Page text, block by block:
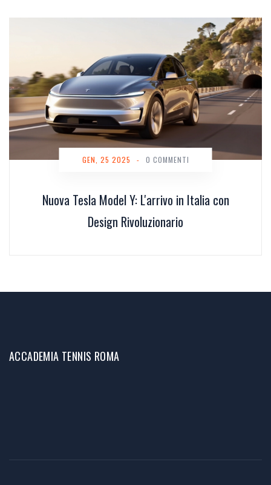
Nuova Tesla Model Y: L'arrivo in Italia con
Design Rivoluzionario
GEN, 25 2025 - 0 COMMENTI
ACCADEMIA TENNIS ROMA